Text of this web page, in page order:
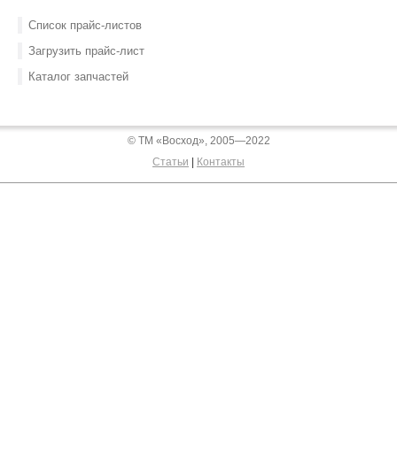
Список прайс-листов
Загрузить прайс-лист
Каталог запчастей
© ТМ «Восход», 2005—2022
Статьи
Контакты